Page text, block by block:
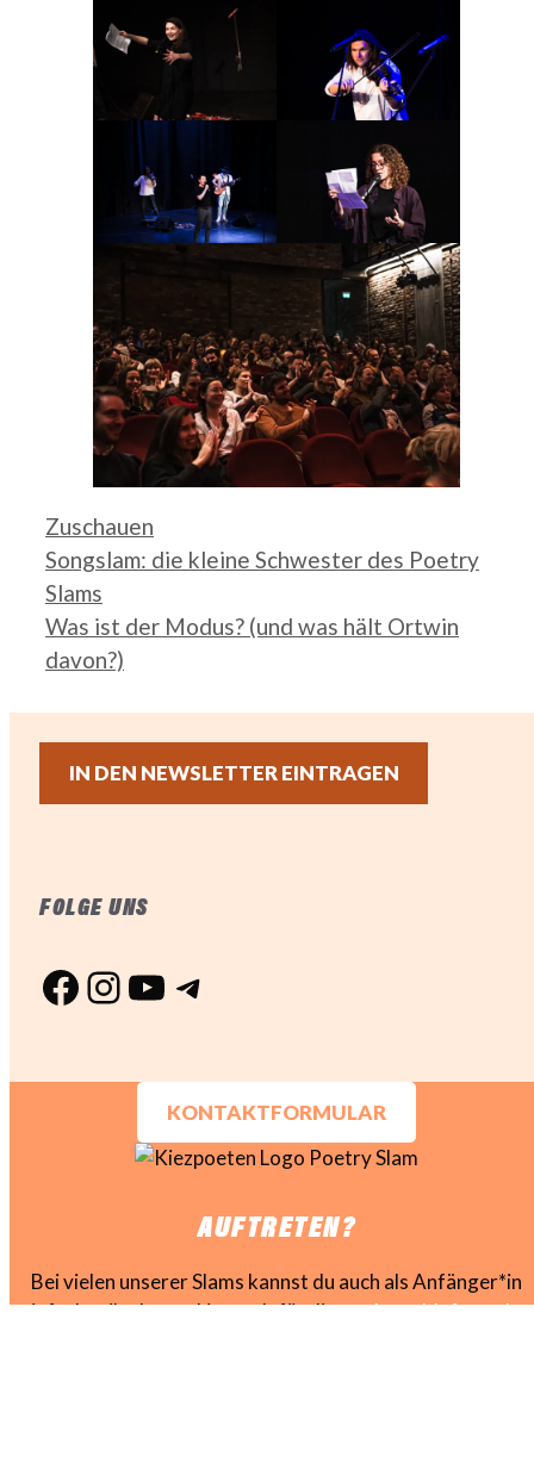
Kategorien
Zuschauen
Songslam: die kleine Schwester des Poetry
Slams
Was ist der Modus? (und was hält Ortwin
davon?)
IN DEN NEWSLETTER EINTRAGEN
FOLGE UNS
Facebook
Instagram
YouTube
Telegram
KONTAKTFORMULAR
AUFTRETEN?
Bei vielen unserer Slams kannst du auch als Anfänger*in
einfach teilnehmen. Nutze dafür diesesAnmeldeformular.